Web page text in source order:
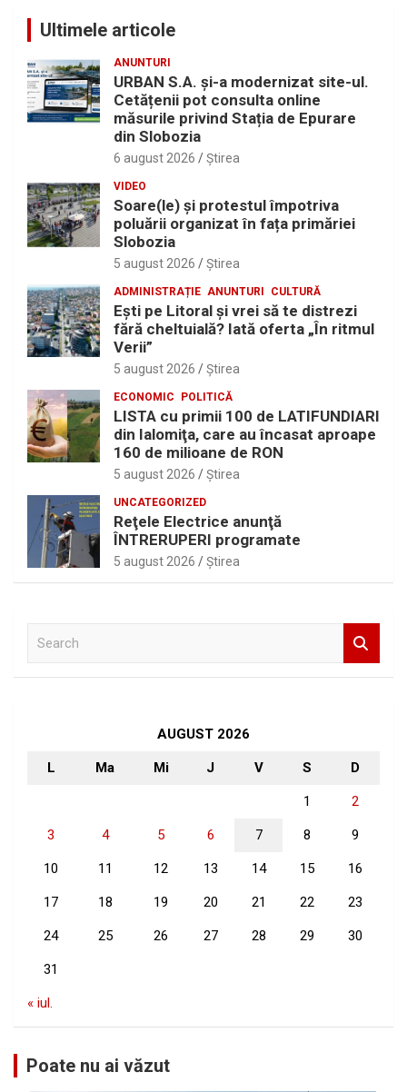
Ultimele articole
ANUNTURI
URBAN S.A. și-a modernizat site-ul.
Cetățenii pot consulta online
măsurile privind Stația de Epurare
din Slobozia
6 august 2026 Ştirea
VIDEO
Soare(le) și protestul împotriva
poluării organizat în fața primăriei
Slobozia
5 august 2026 Ştirea
ADMINISTRAȚIE ANUNTURI CULTURĂ
Eşti pe Litoral şi vrei să te distrezi
fără cheltuială? Iată oferta „În ritmul
Verii”
5 august 2026 Ştirea
ECONOMIC POLITICĂ
LISTA cu primii 100 de LATIFUNDIARI
din Ialomiţa, care au încasat aproape
160 de milioane de RON
5 august 2026 Ştirea
UNCATEGORIZED
Reţele Electrice anunţă
ÎNTRERUPERI programate
5 august 2026 Ştirea
AUGUST 2026
L Ma Mi J V S D
1 2
3 4 5 6 7 8 9
10 11 12 13 14 15 16
17 18 19 20 21 22 23
24 25 26 27 28 29 30
31
« iul.
Poate nu ai văzut